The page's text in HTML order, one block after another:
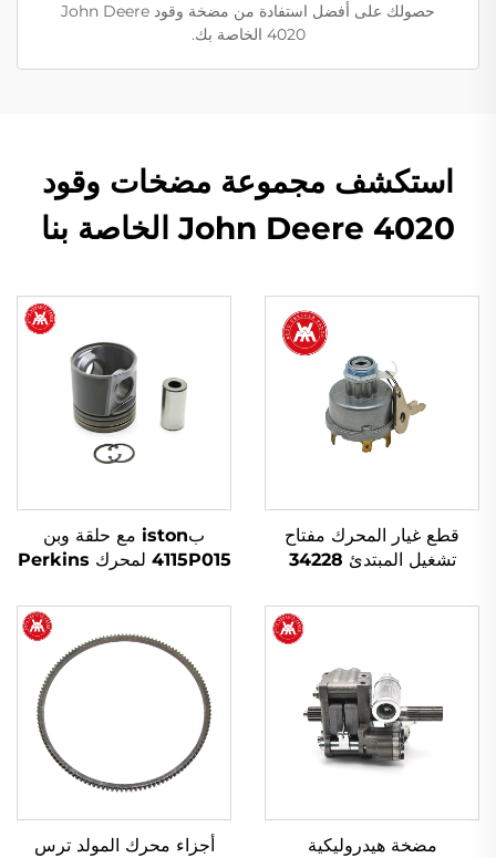
حصولك على أفضل استفادة من مضخة وقود John Deere
4020 الخاصة بك.
استكشف مجموعة مضخات وقود
John Deere 4020 الخاصة بنا
قطع غيار المحرك مفتاح
تشغيل المبتدئ 34228
لجرار ماسي فيرجوسون
بiston مع حلقة وبن
4115P015 لمحرك Perkins
مضخة هيدروليكية
أجزاء محرك المولد ترس